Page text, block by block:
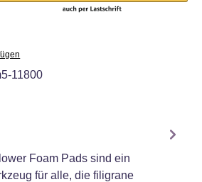
11800
Foam Pads sind ein
für alle, die filigrane